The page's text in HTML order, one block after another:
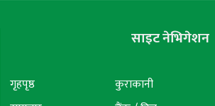
साइट नेभिगेशन
गृहपृष्ठ
कुराकानी